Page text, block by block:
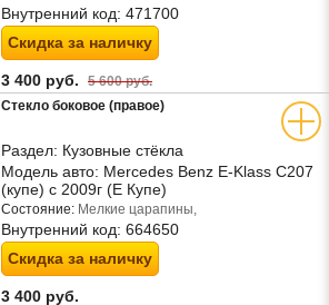
Внутренний код: 471700
Скидка за наличку
3 400 руб. 5 600 руб.
Стекло боковое (правое)
Раздел: Кузовные стёкла
Модель авто: Mercedes Benz E-Klass C207
(купе) с 2009г (Е Купе)
Состояние: Мелкие царапины,
Внутренний код: 664650
Скидка за наличку
3 400 руб.